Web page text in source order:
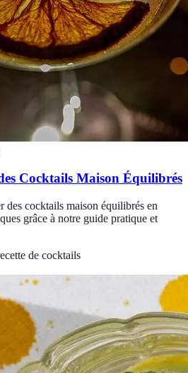
Cocktails Maison Équilibrés
des cocktails maison équilibrés en
grâce à notre guide pratique et
de cocktails